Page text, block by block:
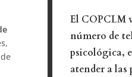
El COPCLM
número de
psicológica,
atender a las